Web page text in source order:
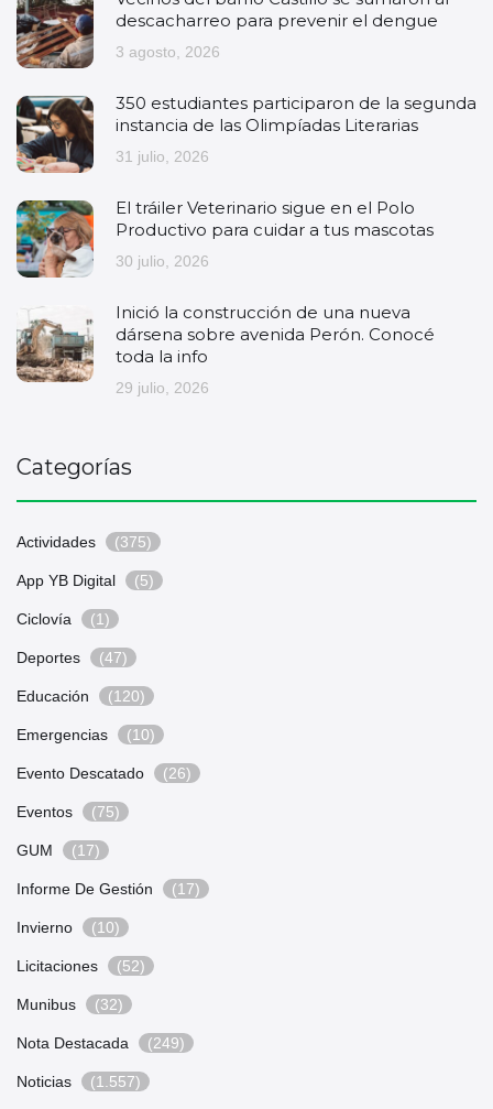
descacharreo para prevenir el dengue
3 agosto, 2026
350 estudiantes participaron de la segunda
instancia de las Olimpíadas Literarias
31 julio, 2026
El tráiler Veterinario sigue en el Polo
Productivo para cuidar a tus mascotas
30 julio, 2026
Inició la construcción de una nueva
dársena sobre avenida Perón. Conocé
toda la info
29 julio, 2026
Categorías
Actividades (375)
App YB Digital (5)
Ciclovía (1)
Deportes (47)
Educación (120)
Emergencias (10)
Evento Descatado (26)
Eventos (75)
GUM (17)
Informe De Gestión (17)
Invierno (10)
Licitaciones (52)
Munibus (32)
Nota Destacada (249)
Noticias (1.557)